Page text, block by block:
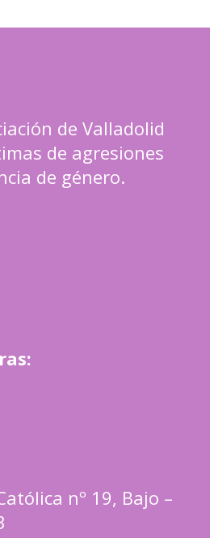
de Valladolid
de agresiones
de género.
nº 19, Bajo –